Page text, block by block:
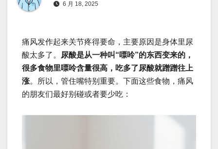
6 月 18, 2025
痛风发作起来关节疼得要命，主要原因是身体里尿
酸太多了。
尿酸是从一种叫“嘌呤”的东西变来的，
很多食物里嘌呤含量很高，吃多了尿酸就蹭蹭往上
涨。所以，管住嘴特别重要。下面这些食物，痛风
的朋友们最好别碰或者要少吃：